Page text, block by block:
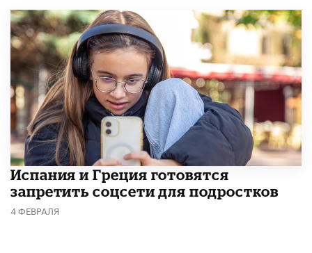
Испания и Греция готовятся
запретить соцсети для подростков
4 ФЕВРАЛЯ